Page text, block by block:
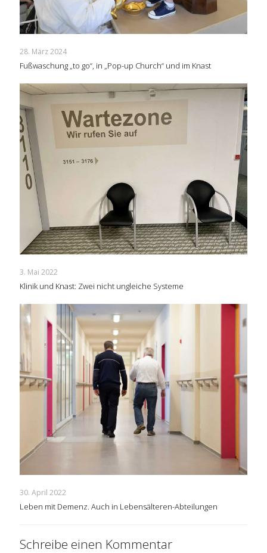
28. März 2024
Fußwaschung „to go“, in „Pop-up Church“ und im Knast
3. Mai 2022
Klinik und Knast: Zwei nicht ungleiche Systeme
30. April 2022
Leben mit Demenz. Auch in Lebensälteren-Abteilungen
Schreibe einen Kommentar